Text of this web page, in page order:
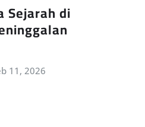
Sejarah di
11, 2026